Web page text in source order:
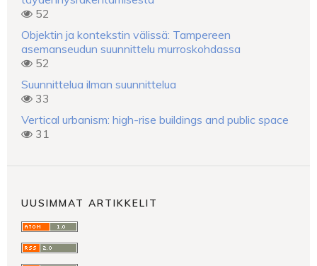
52
Objektin ja kontekstin välissä: Tampereen
asemanseudun suunnittelu murroskohdassa
52
Suunnittelua ilman suunnittelua
33
Vertical urbanism: high-rise buildings and public space
31
UUSIMMAT ARTIKKELIT